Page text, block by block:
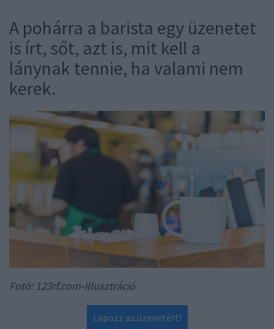
A pohárra a barista egy üzenetet
is írt, sőt, azt is, mit kell a
lánynak tennie, ha valami nem
kerek.
Fotó: 123rf.com-illusztráció
Lapozz az üzenetért!